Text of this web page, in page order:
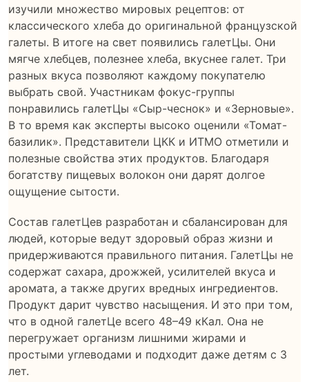
изучили множество мировых рецептов: от
классического хлеба до оригинальной французской
галеты. В итоге на свет появились галетЦы. Они
мягче хлебцев, полезнее хлеба, вкуснее галет. Три
разных вкуса позволяют каждому покупателю
выбрать свой. Участникам фокус-группы
понравились галетЦы «Сыр-чеснок» и «Зерновые».
В то время как эксперты высоко оценили «Томат-
базилик». Представители ЦКК и ИТМО отметили и
полезные свойства этих продуктов. Благодаря
богатству пищевых волокон они дарят долгое
ощущение сытости.
Состав галетЦев разработан и сбалансирован для
людей, которые ведут здоровый образ жизни и
придерживаются правильного питания. ГалетЦы не
содержат сахара, дрожжей, усилителей вкуса и
аромата, а также других вредных ингредиентов.
Продукт дарит чувство насыщения. И это при том,
что в одной галетЦе всего 48–49 кКал. Она не
перегружает организм лишними жирами и
простыми углеводами и подходит даже детям с 3
лет.